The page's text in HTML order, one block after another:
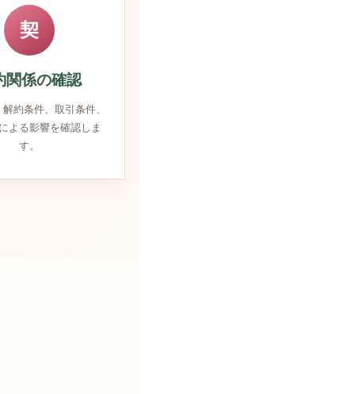
契
関係の確認
約条件、取引条件、
よる影響を確認しま
す。